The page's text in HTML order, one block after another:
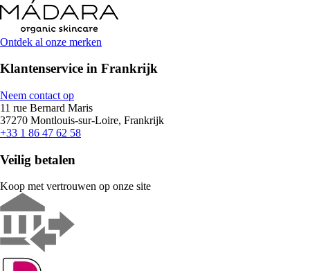
Ontdek al onze merken
Klantenservice in Frankrijk
Neem contact op
11 rue Bernard Maris
37270 Montlouis-sur-Loire, Frankrijk
+33 1 86 47 62 58
Veilig betalen
Koop met vertrouwen op onze site